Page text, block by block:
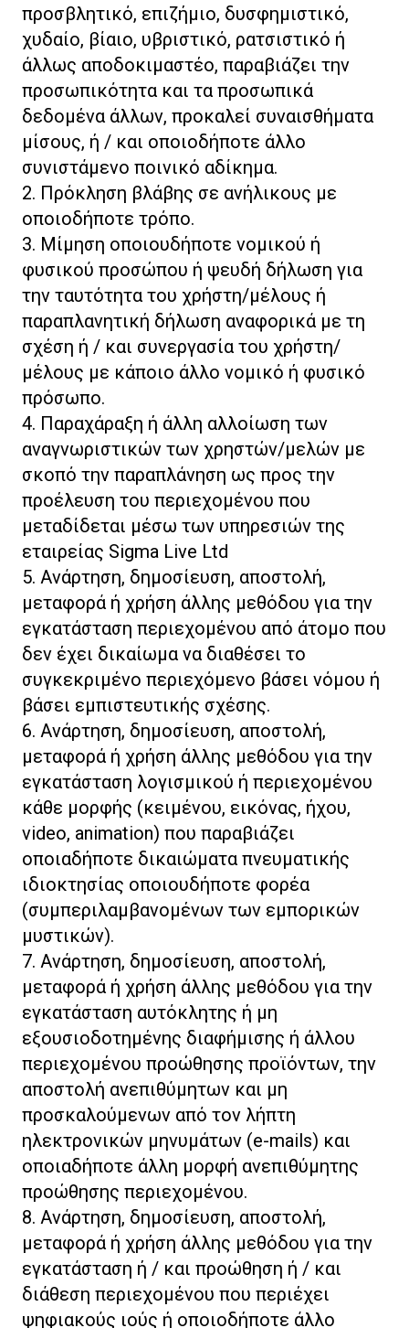
προσβλητικό, επιζήμιο, δυσφημιστικό,
χυδαίο, βίαιο, υβριστικό, ρατσιστικό ή
άλλως αποδοκιμαστέο, παραβιάζει την
προσωπικότητα και τα προσωπικά
δεδομένα άλλων, προκαλεί συναισθήματα
μίσους, ή / και οποιοδήποτε άλλο
συνιστάμενο ποινικό αδίκημα.
2. Πρόκληση βλάβης σε ανήλικους με
οποιοδήποτε τρόπο.
3. Μίμηση οποιουδήποτε νομικού ή
φυσικού προσώπου ή ψευδή δήλωση για
την ταυτότητα του χρήστη/μέλους ή
παραπλανητική δήλωση αναφορικά με τη
σχέση ή / και συνεργασία του χρήστη/
μέλους με κάποιο άλλο νομικό ή φυσικό
πρόσωπο.
4. Παραχάραξη ή άλλη αλλοίωση των
αναγνωριστικών των χρηστών/μελών με
σκοπό την παραπλάνηση ως προς την
προέλευση του περιεχομένου που
μεταδίδεται μέσω των υπηρεσιών της
εταιρείας Sigma Live Ltd
5. Ανάρτηση, δημοσίευση, αποστολή,
μεταφορά ή χρήση άλλης μεθόδου για την
εγκατάσταση περιεχομένου από άτομο που
δεν έχει δικαίωμα να διαθέσει το
συγκεκριμένο περιεχόμενο βάσει νόμου ή
βάσει εμπιστευτικής σχέσης.
6. Ανάρτηση, δημοσίευση, αποστολή,
μεταφορά ή χρήση άλλης μεθόδου για την
εγκατάσταση λογισμικού ή περιεχομένου
κάθε μορφής (κειμένου, εικόνας, ήχου,
video, animation) που παραβιάζει
οποιαδήποτε δικαιώματα πνευματικής
ιδιοκτησίας οποιουδήποτε φορέα
(συμπεριλαμβανομένων των εμπορικών
μυστικών).
7. Ανάρτηση, δημοσίευση, αποστολή,
μεταφορά ή χρήση άλλης μεθόδου για την
εγκατάσταση αυτόκλητης ή μη
εξουσιοδοτημένης διαφήμισης ή άλλου
περιεχομένου προώθησης προϊόντων, την
αποστολή ανεπιθύμητων και μη
προσκαλούμενων από τον λήπτη
ηλεκτρονικών μηνυμάτων (e-mails) και
οποιαδήποτε άλλη μορφή ανεπιθύμητης
προώθησης περιεχομένου.
8. Ανάρτηση, δημοσίευση, αποστολή,
μεταφορά ή χρήση άλλης μεθόδου για την
εγκατάσταση ή / και προώθηση ή / και
διάθεση περιεχομένου που περιέχει
ψηφιακούς ιούς ή οποιοδήποτε άλλο